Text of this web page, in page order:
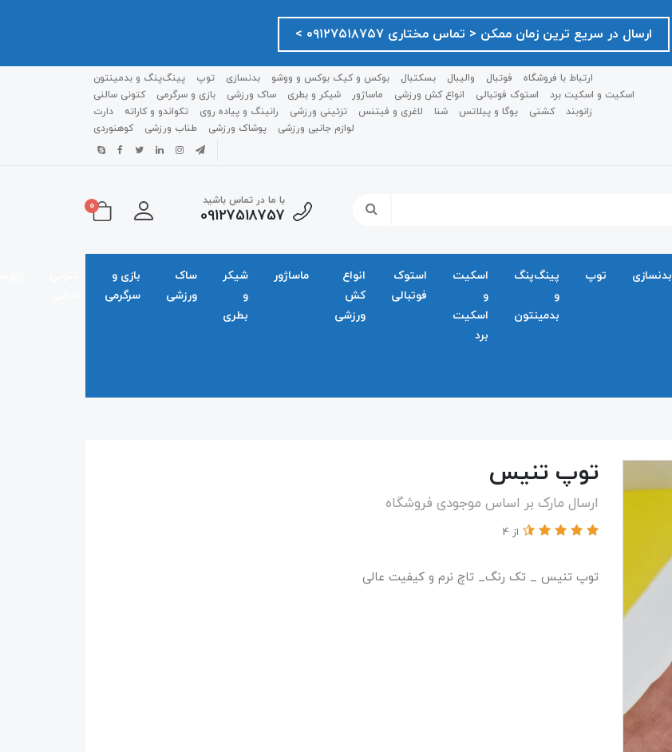
ارسال در سریع ترین زمان ممکن ‌< تماس مختاری ۰۹۱۲۷۵۱۸۷۵۷ >
ارتباط با فروشگاه فوتبال والیبال بسکتبال بوکس و کیک بوکس و ووشو بدنسازی توپ
پینگ‌پنگ و بدمينتون
اسکیت و اسکیت برد
استوک فوتبالی انواع کش ورزشی ماساژور شیکر و بطری ساک ورزشی بازی و سرگرمی
کتونی سالنی
زانوبند
کشتی یوگا و پیلاتس شنا لاغری و فیتنس تزئینی ورزشی رانینگ و پیاده روی تکواندو و کاراته
دارت
لوازم جانبی ورزشی
پوشاک ورزشی طناب ورزشی کوهنوردی
با ما در تماس باشید
09127518757
0
بدنسازی توپ
پینگ‌پنگ
و
بدمينتون
اسکیت
و
اسکیت
برد
استوک
فوتبالی
انواع
کش
ورزشی
ماساژور
شیکر
و
بطری
ساک
ورزشی
بازی و
سرگرمی
توپ تنیس
ارسال مارک بر اساس موجودی فروشگاه
از 4
توپ تنیس _ تک رنگ_ تاچ نرم و کیفیت عالی